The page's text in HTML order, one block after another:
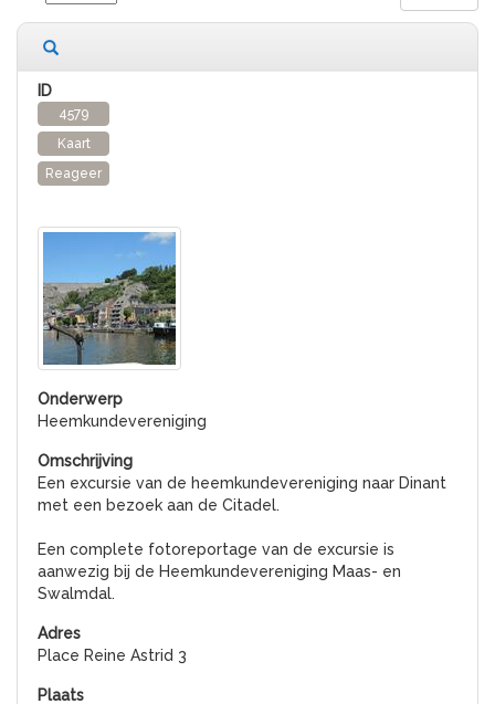
4579
Kaart
Reageer
Heemkundevereniging
Een excursie van de heemkundevereniging naar Dinant
met een bezoek aan de Citadel.
Een complete fotoreportage van de excursie is
aanwezig bij de Heemkundevereniging Maas- en
Swalmdal.
Place Reine Astrid 3